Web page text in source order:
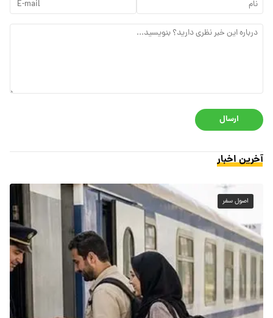
ارسال
آخرین اخبار
اصول سفر